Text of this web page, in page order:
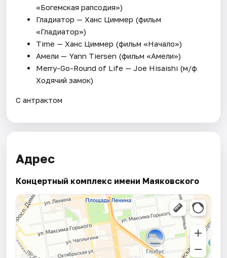
«Богемская рапсодия»)
Гладиатор — Ханс Циммер (фильм
«Гладиатор»)
Time — Ханс Циммер (фильм «Начало»)
Амели — Yann Tiersen (фильм «Амели»)
Merry-Go-Round of Life — Joe Hisaishi (м/ф
Ходячий замок)
С антрактом
Адрес
Концертный комплекс имени Маяковского